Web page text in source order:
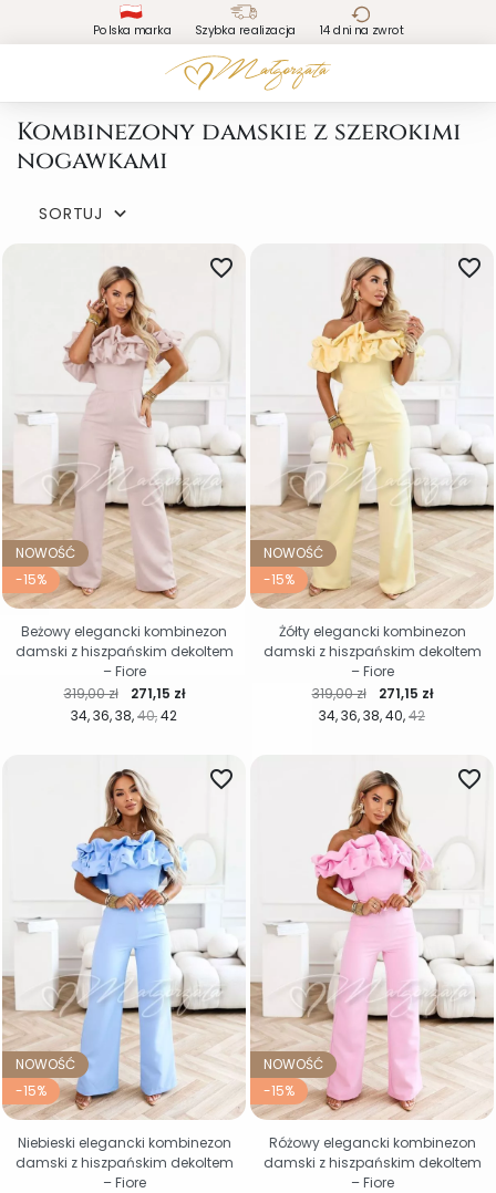
Polska marka Szybka realizacja 14 dni na zwrot
Kombinezony damskie z szerokimi
nogawkami
SORTUJ 
NOWOŚĆ
-15%
34 36 38 40 42
favorite_border
Cena regularna
319,00 zł Cena
271,15 zł
Beżowy elegancki kombinezon
damski z hiszpańskim dekoltem
– Fiore
NOWOŚĆ
-15%
34 36 38 40 42
favorite_border
Cena regularna
319,00 zł Cena
271,15 zł
Żółty elegancki kombinezon
damski z hiszpańskim dekoltem
– Fiore
NOWOŚĆ
-15%
favorite_border
Niebieski elegancki kombinezon
damski z hiszpańskim dekoltem
– Fiore
NOWOŚĆ
-15%
favorite_border
Różowy elegancki kombinezon
damski z hiszpańskim dekoltem
– Fiore